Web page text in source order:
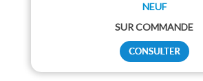
NEUF
SUR COMMANDE